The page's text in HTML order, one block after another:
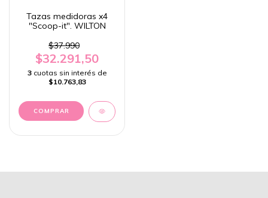
Tazas medidoras x4
"Scoop-it". WILTON
$37.990
$32.291,50
3 cuotas sin interés de
$10.763,83